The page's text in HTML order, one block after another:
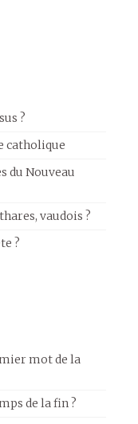
?
catholique
du Nouveau
vaudois ?
?
mot de la
de la fin ?